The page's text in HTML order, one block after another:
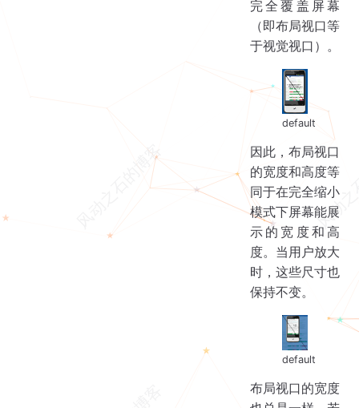
完全覆盖屏幕
（即布局视口等
于视觉视口）。
default
因此，布局视口
的宽度和高度等
同于在完全缩小
模式下屏幕能展
示的宽度和高
度。当用户放大
时，这些尺寸也
保持不变。
default
布局视口的宽度